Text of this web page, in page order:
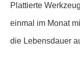
Plattierte
einmal im Monat
die Lebensdauer